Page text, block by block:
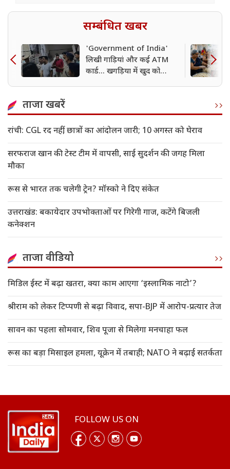
सम्बंधित खबर
'Government of India'
लिखी गाड़ियां और कई ATM
कार्ड... खगड़िया में खुद को
ताजा खबरें
रांची: CGL रद नहीं, छात्रों का आंदोलन जारी; 10 अगस्त को घेराव
सरफराज खान की टेस्ट टीम में वापसी, साई सुदर्शन की जगह मिला
मौका
रूस से भारत तक चलेगी ट्रेन? मॉस्को ने दिए संकेत
उत्तराखंड: बकायेदार उपभोक्ताओं पर गिरेगी गाज, कटेंगे बिजली
कनेक्शन
ताजा वीडियो
मिडिल ईस्ट में बढ़ा खतरा, क्या काम आएगा ‘इस्लामिक नाटो’?
श्रीराम को लेकर टिप्पणी से बढ़ा विवाद, सपा-BJP में आरोप-प्रत्यार तेज
सावन का पहला सोमवार, शिव पूजा से मिलेगा मनचाहा फल
रूस का बड़ा मिसाइल हमला, यूक्रेन में तबाही; NATO ने बढ़ाई सतर्कता
FOLLOW US ON